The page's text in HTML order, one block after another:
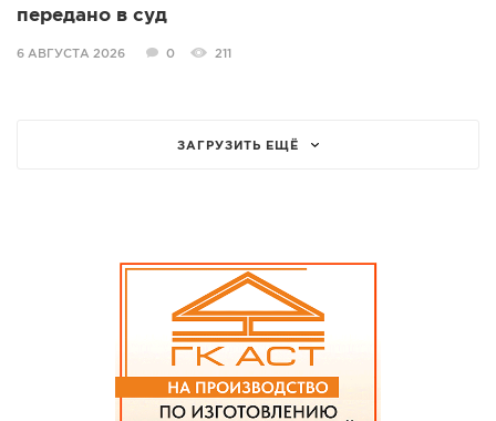
передано в суд
6 АВГУСТА 2026 0 211
ЗАГРУЗИТЬ ЕЩЁ